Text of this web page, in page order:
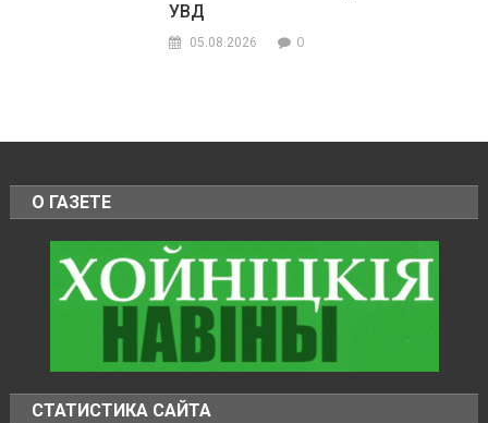
УВД
05.08.2026 0
О ГАЗЕТЕ
СТАТИСТИКА САЙТА